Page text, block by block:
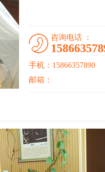
咨询电话 ：
手机：15866357890
邮箱：